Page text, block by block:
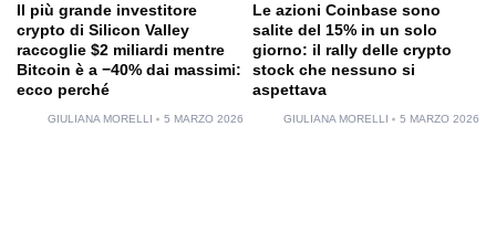
Il più grande investitore
crypto di Silicon Valley
raccoglie $2 miliardi mentre
Bitcoin è a −40% dai massimi:
ecco perché
GIULIANA MORELLI 5 MARZO 2026
Le azioni Coinbase sono
salite del 15% in un solo
giorno: il rally delle crypto
stock che nessuno si
aspettava
GIULIANA MORELLI 5 MARZO 2026